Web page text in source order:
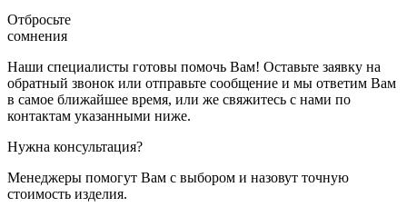
Отбросьте
сомнения
Наши специалисты готовы помочь Вам! Оставьте заявку на
обратный звонок или отправьте сообщение и мы ответим Вам
в самое ближайшее время, или же свяжитесь с нами по
контактам указанными ниже.
Нужна консультация?
Менеджеры помогут Вам с выбором и назовут точную
стоимость изделия.